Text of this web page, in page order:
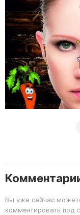
Вы уже сейчас
комментировать под